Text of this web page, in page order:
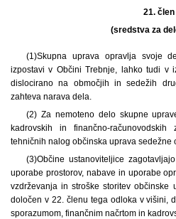
21. člen
(sredstva za
(1)Skupna uprava opravlja svoje
izpostavi v Občini Trebnje, lahko tudi v
dislocirano na območjih in sedežih
zahteva narava dela.
(2) Za nemoteno delo skupne
kadrovskih in finančno-
tehničnih nalog občinska uprava sedežne
(3)Občine ustanoviteljice
uporabe prostorov, nabave in uporabe
vzdrževanja in stroške storitev občinske
določen v 22. členu tega odloka v višini,
sporazumom, finančnim načrtom in